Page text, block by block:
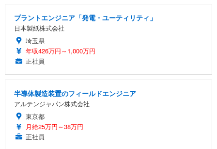
プラントエンジニア「発電・ユーティリティ」
日本製紙株式会社
埼玉県
年収426万円～1,000万円
正社員
半導体製造装置のフィールドエンジニア
アルテンジャパン株式会社
東京都
月給25万円～38万円
正社員